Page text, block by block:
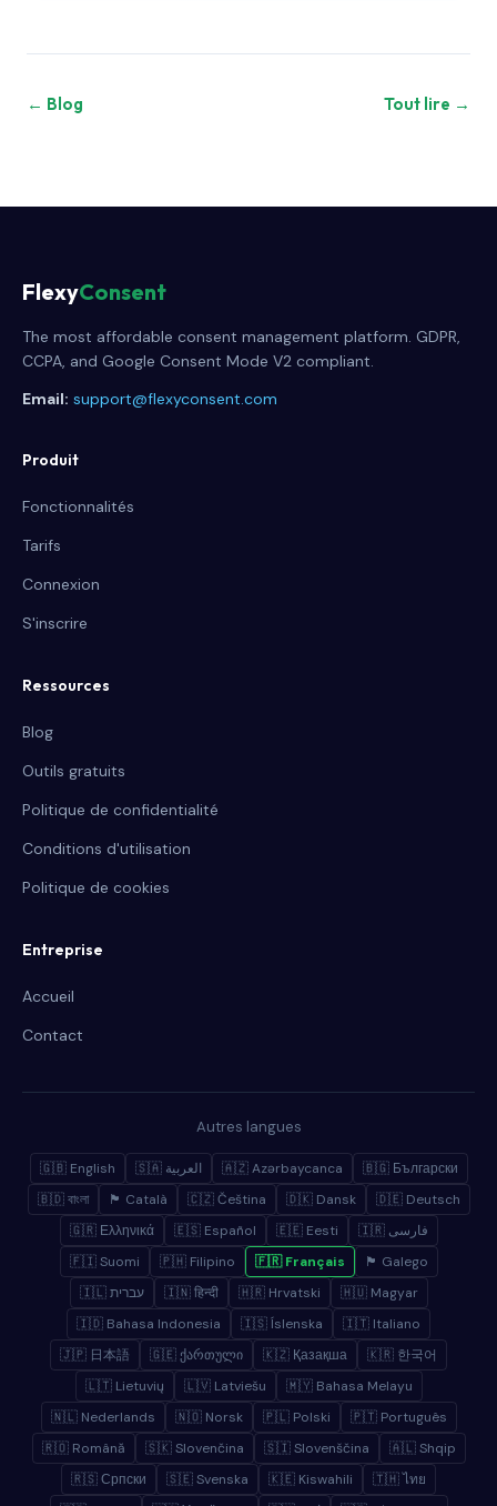
← Blog Tout lire →
FlexyConsent
The most affordable consent management platform. GDPR,
CCPA, and Google Consent Mode V2 compliant.
Email: support@flexyconsent.com
Produit
Fonctionnalités
Tarifs
Connexion
S'inscrire
Ressources
Blog
Outils gratuits
Politique de confidentialité
Conditions d'utilisation
Politique de cookies
Entreprise
Accueil
Contact
Autres langues
🇬🇧 English 🇸🇦 العربية 🇦🇿 Azərbaycanca
🇧🇬 Български
🇧🇩 বাংলা
🏴 Català 🇨🇿 Čeština 🇩🇰 Dansk
🇩🇪 Deutsch
🇬🇷 Ελληνικά
🇪🇸 Español 🇪🇪 Eesti
🇮🇷 فارسی
🇫🇮 Suomi
🇵🇭 Filipino 🇫🇷 Français
🏴 Galego
🇮🇱 עברית
🇮🇳 हिन्दी 🇭🇷 Hrvatski
🇭🇺 Magyar
🇮🇩 Bahasa Indonesia
🇮🇸 Íslenska
🇮🇹 Italiano
🇯🇵 日本語
🇬🇪 ქართული 🇰🇿 Қазақша
🇰🇷 한국어
🇱🇹 Lietuvių
🇱🇻 Latviešu
🇲🇾 Bahasa Melayu
🇳🇱 Nederlands
🇳🇴 Norsk 🇵🇱 Polski
🇵🇹 Português
🇷🇴 Română
🇸🇰 Slovenčina 🇸🇮 Slovenščina
🇦🇱 Shqip
🇷🇸 Српски
🇸🇪 Svenska 🇰🇪 Kiswahili
🇹🇭 ไทย